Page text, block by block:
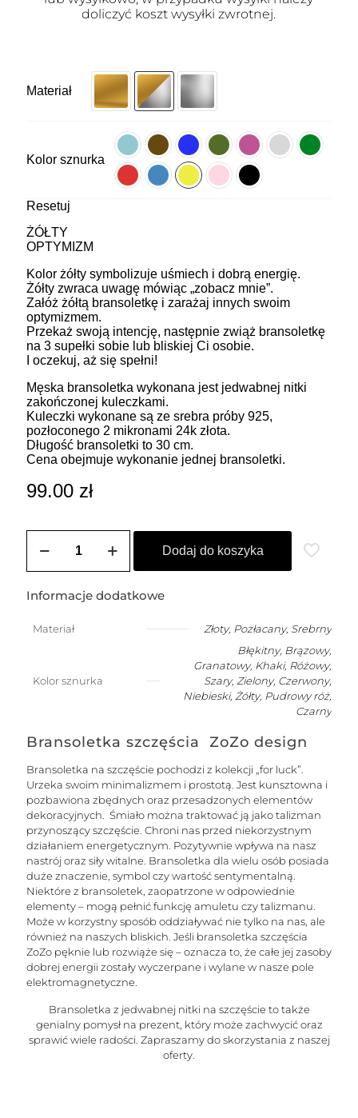
doliczyć koszt wysyłki zwrotnej.
Materiał
Kolor sznurka
Resetuj
ŻÓŁTY
OPTYMIZM
Kolor żółty symbolizuje uśmiech i dobrą energię.
Żółty zwraca uwagę mówiąc „zobacz mnie”.
Załóż żółtą bransoletkę i zarażaj innych swoim
optymizmem.
Przekaż swoją intencję, następnie zwiąż bransoletkę
na 3 supełki sobie lub bliskiej Ci osobie.
I oczekuj, aż się spełni!
Męska bransoletka wykonana jest jedwabnej nitki
zakończonej kuleczkami.
Kuleczki wykonane są ze srebra próby 925,
pozłoconego 2 mikronami 24k złota.
Długość bransoletki to 30 cm.
Cena obejmuje wykonanie jednej bransoletki.
99.00 zł
Bransoletka
szczęście
kuleczką
Dodaj do koszyka
Informacje dodatkowe
Materiał Złoty, Pozłacany, Srebrny
Kolor sznurka
Błękitny, Brązowy,
Granatowy, Khaki, Różowy,
Szary, Zielony, Czerwony,
Niebieski, Żółty, Pudrowy róż,
Czarny
Bransoletka szczęścia ZoZo design
Bransoletka na szczęście pochodzi z kolekcji „for luck”.
Urzeka swoim minimalizmem i prostotą. Jest kunsztowna i
pozbawiona zbędnych oraz przesadzonych elementów
dekoracyjnych. Śmiało można traktować ją jako talizman
przynoszący szczęście. Chroni nas przed niekorzystnym
działaniem energetycznym. Pozytywnie wpływa na nasz
nastrój oraz siły witalne. Bransoletka dla wielu osób posiada
duże znaczenie, symbol czy wartość sentymentalną.
Niektóre z bransoletek, zaopatrzone w odpowiednie
elementy – mogą pełnić funkcję amuletu czy talizmanu.
Może w korzystny sposób oddziaływać nie tylko na nas, ale
również na naszych bliskich. Jeśli bransoletka szczęścia
ZoZo pęknie lub rozwiąże się – oznacza to, że całe jej zasoby
dobrej energii zostały wyczerpane i wylane w nasze pole
elektromagnetyczne.
Bransoletka z jedwabnej nitki na szczęście to także
genialny pomysł na prezent, który może zachwycić oraz
sprawić wiele radości. Zapraszamy do skorzystania z naszej
oferty.